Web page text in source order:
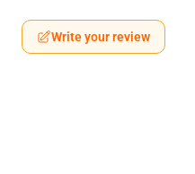
Write your review